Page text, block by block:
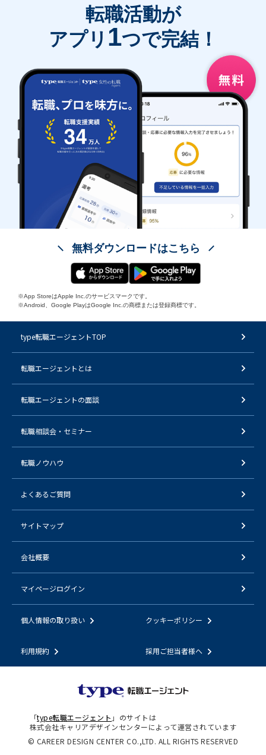
転職活動が
アプリ 1つで完結！
無料ダウンロードはこちら
※App StoreはApple Inc.のサービスマークです。
※Android、Google PlayはGoogle Inc.の商標または登録商標です。
type転職エージェントTOP
転職エージェントとは
転職エージェントの面談
転職相談会・セミナー
転職ノウハウ
よくあるご質問
サイトマップ
会社概要
マイページログイン
個人情報の取り扱い クッキーポリシー
利用規約 採用ご担当者様へ
「type転職エージェント 」のサイトは
株式会社キャリアデザインセンターによって運営されています
© CAREER DESIGN CENTER CO.,LTD. ALL RIGHTS RESERVED